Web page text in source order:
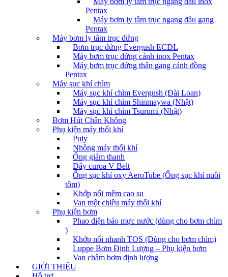
Pentax
Máy bơm ly tâm trục ngang đầu gang
Pentax
Máy bơm ly tâm trục đứng
Bơm trục đứng Evergush ECDL
Máy bơm trục đứng cánh inox Pentax
Máy bơm trục đứng thân gang cánh đồng
Pentax
Máy sục khí chìm
Máy sục khí chìm Evergush (Đài Loan)
Máy sục khí chìm Shinmaywa (Nhật)
Máy sục khí chìm Tsurumi (Nhật)
Bơm Hút Chân Không
Phụ kiện máy thổi khí
Puly
Nhông máy thổi khí
Ống giảm thanh
Dây curoa V Belt
Ống sục khí oxy AeroTube (Ống sục khí nuôi
tôm)
Khớp nối mềm cao su
Van một chiều máy thổi khí
Phụ kiện bơm
Phao điện báo mực nước (dùng cho bơm chìm
)
Khớp nối nhanh TOS (Dùng cho bơm chìm)
Luppe Bơm Định Lượng – Phụ kiện bơm
Van châm bơm định lượng
GIỚI THIỆU